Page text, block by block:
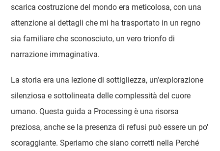
scarica costruzione del mondo era meticolosa, con una
attenzione ai dettagli che mi ha trasportato in un regno
sia familiare che sconosciuto, un vero trionfo di
narrazione immaginativa.
La storia era una lezione di sottigliezza, un'explorazione
silenziosa e sottolineata delle complessità del cuore
umano. Questa guida a Processing è una risorsa
preziosa, anche se la presenza di refusi può essere un po'
scoraggiante. Speriamo che siano corretti nella Perché